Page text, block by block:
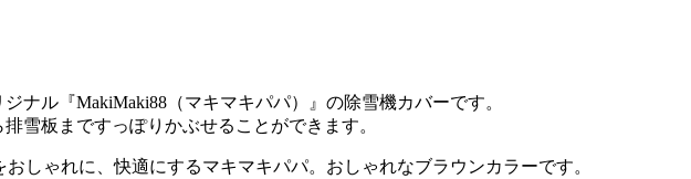
ナル『MakiMaki88（マキマキパパ）』の除雪機カバーです。
雪板まですっぽりかぶせることができます。
おしゃれに、快適にするマキマキパパ。おしゃれなブラウンカラーです。